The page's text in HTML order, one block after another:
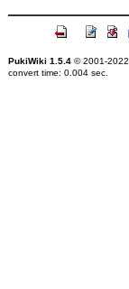
PukiWiki 1.5.4© 2001-2022
convert time: 0.004 sec.